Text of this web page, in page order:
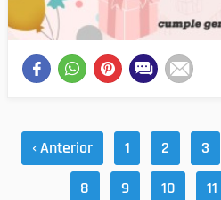
‹ Anterior 1 2 3
8
9 10 11